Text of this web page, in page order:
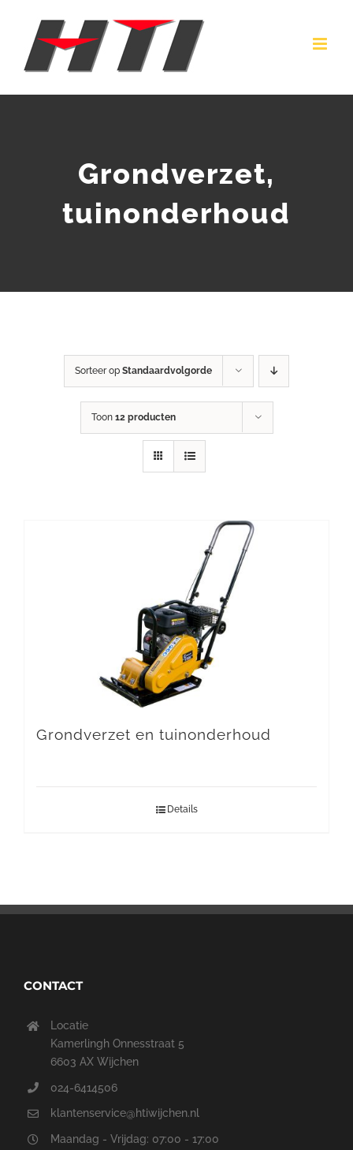
inhoud
Grondverzet,
tuinonderhoud
Sorteer op Standaardvolgorde
Toon 12 producten
Grondverzet en tuinonderhoud
Details
CONTACT
Locatie
Kamerlingh Onnesstraat 5
6603 AX Wijchen
024-6414506
klantenservice@htiwijchen.nl
Maandag - Vrijdag: 07:00 - 17:00